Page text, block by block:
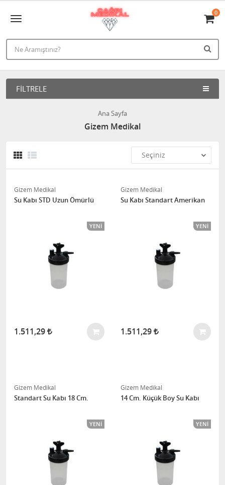
0
FILTRELE
Ana Sayfa
Gizem Medikal
Gizem Medikal
Su Kabı STD Uzun Ömürlü
YENI
1.511,29
Gizem Medikal
Su Kabı Standart Amerikan
YENI
1.511,29
Gizem Medikal
Standart Su Kabı 18 Cm.
YENI
Gizem Medikal
14 Cm. Küçük Boy Su Kabı
YENI